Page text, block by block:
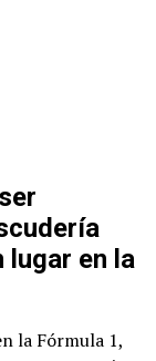
lugar en la
la Fórmula 1,